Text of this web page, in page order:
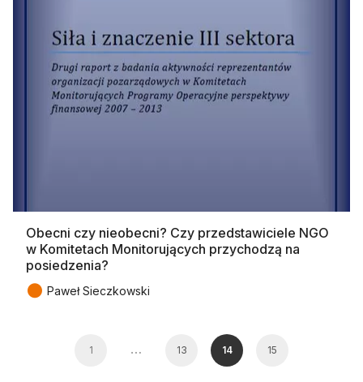
Obecni czy nieobecni? Czy przedstawiciele NGO
w Komitetach Monitorujących przychodzą na
posiedzenia?
● Paweł Sieczkowski
1 … 13 14 15